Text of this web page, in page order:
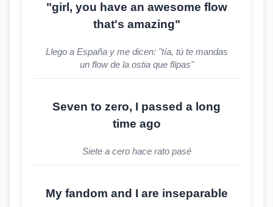
"girl, you have an awesome flow
that's amazing"
Llego a España y me dicen: "tía, tú te mandas
un flow de la ostia que flipas"
Seven to zero, I passed a long
time ago
Siete a cero hace rato pasé
My fandom and I are inseparable